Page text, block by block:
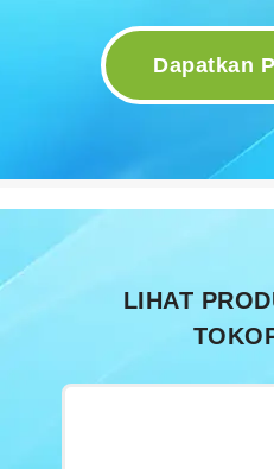
Dapatkan
LIHAT